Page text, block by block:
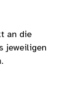
an die
jeweiligen